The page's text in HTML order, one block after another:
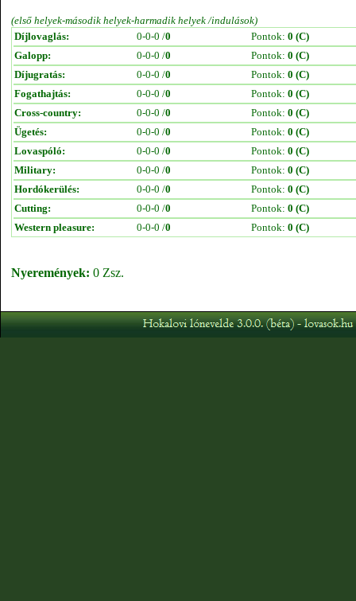
(első helyek-második helyek-harmadik helyek /indulások)
Díjlovaglás:
0-0-0 /0 Pontok: 0 (C)
Galopp:
0-0-0 /0 Pontok: 0 (C)
Díjugratás:
0-0-0 /0 Pontok: 0 (C)
Fogathajtás:
0-0-0 /0 Pontok: 0 (C)
Cross-country:
0-0-0 /0 Pontok: 0 (C)
Ügetés:
0-0-0 /0 Pontok: 0 (C)
Lovaspóló:
0-0-0 /0 Pontok: 0 (C)
Military:
0-0-0 /0 Pontok: 0 (C)
Hordókerülés:
0-0-0 /0 Pontok: 0 (C)
Cutting:
0-0-0 /0 Pontok: 0 (C)
Western pleasure:
0-0-0 /0 Pontok: 0 (C)
Nyeremények: 0 Zsz.